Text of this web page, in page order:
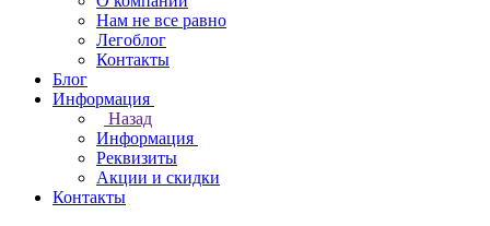
Нам не все равно
Легоблог
Контакты
Блог
Информация
Назад
Информация
Реквизиты
Акции и скидки
Контакты